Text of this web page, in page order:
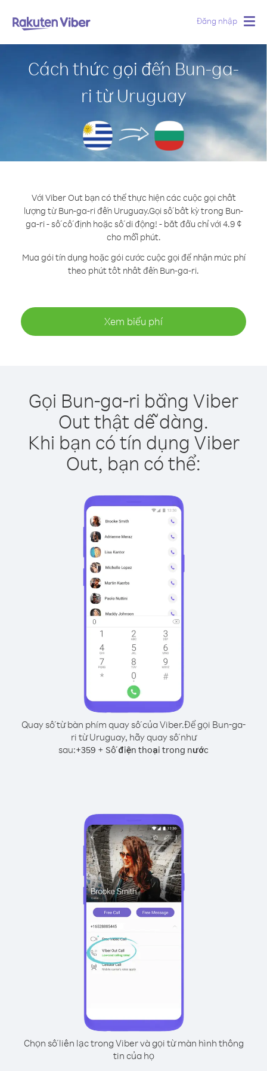
Đăng nhập
Cách thức gọi đến Bun-ga-
ri từ Uruguay
Với Viber Out bạn có thể thực hiện các cuộc gọi chất
lượng từ Bun-ga-ri đến Uruguay.Gọi số bất kỳ trong Bun-
ga-ri - số cố định hoặc số di động! - bắt đầu chỉ với 4.9 ¢
cho mỗi phút.
Mua gói tín dụng hoặc gói cước cuộc gọi để nhận mức phí
theo phút tốt nhất đến Bun-ga-ri.
Xem biểu phí
Gọi Bun-ga-ri bằng Viber
Out thật dễ dàng.
Khi bạn có tín dụng Viber
Out, bạn có thể:
Quay số từ bàn phím quay số của Viber.Để gọi Bun-ga-
ri từ Uruguay, hãy quay số như
sau:+359 + Số điện thoại trong nước
Chọn số liên lạc trong Viber và gọi từ màn hình thông
tin của họ